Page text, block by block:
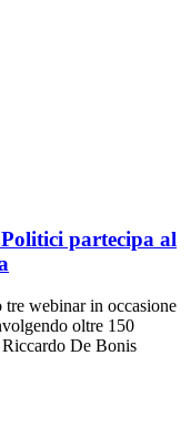
partecipa al
webinar in occasione
oltre 150
De Bonis